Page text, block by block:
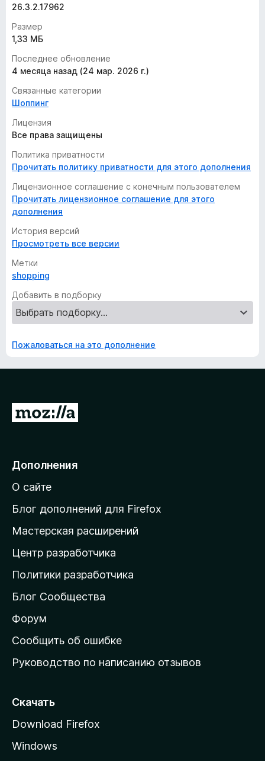
26.3.2.17962
Размер
1,33 МБ
Последнее обновление
4 месяца назад (24 мар. 2026 г.)
Связанные категории
Шоппинг
Лицензия
Все права защищены
Политика приватности
Прочитать политику приватности для этого дополнения
Лицензионное соглашение с конечным пользователем
Прочитать лицензионное соглашение для этого
дополнения
История версий
Просмотреть все версии
Метки
shopping
Добавить в подборку
Пожаловаться на это дополнение
П
е
й
т
и
а
д
о
а
ш
н
ю
т
а
н
Дополнения
О сайте
Блог дополнений для Firefox
Мастерская расширений
Центр разработчика
Политики разработчика
Блог Сообщества
Форум
Сообщить об ошибке
Руководство по написанию отзывов
Скачать
Download Firefox
Windows